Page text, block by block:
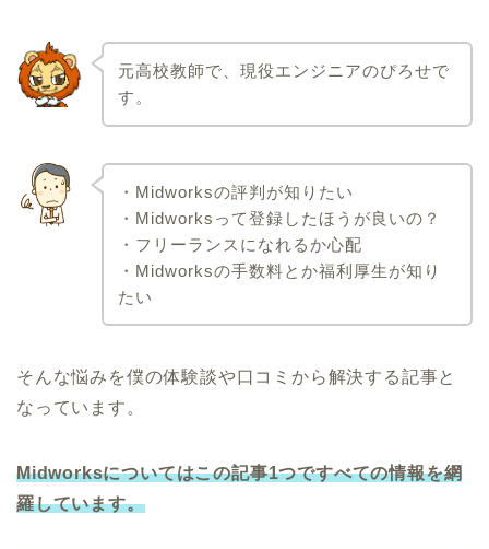
元高校教師で、現役エンジニアのぴろせで
す。
・Midworksの評判が知りたい
・Midworksって登録したほうが良いの？
・フリーランスになれるか心配
・Midworksの手数料とか福利厚生が知り
たい
そんな悩みを僕の体験談や口コミから解決する記事と
なっています。
Midworksについてはこの記事1つですべての情報を網
羅しています。